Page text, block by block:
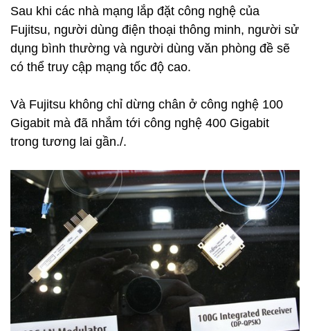
Sau khi các nhà mạng lắp đặt công nghệ của
Fujitsu, người dùng điện thoại thông minh, người sử
dụng bình thường và người dùng văn phòng đề sẽ
có thể truy cập mạng tốc độ cao.
Và Fujitsu không chỉ dừng chân ở công nghệ 100
Gigabit mà đã nhắm tới công nghệ 400 Gigabit
trong tương lai gần./.